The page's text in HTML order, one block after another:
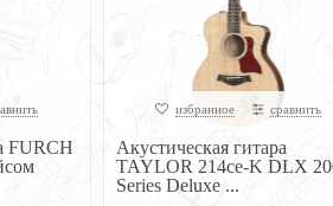
FURCH
избранное сравнить
Акустическая гитара
TAYLOR 214ce-K DLX
Series Deluxe ...